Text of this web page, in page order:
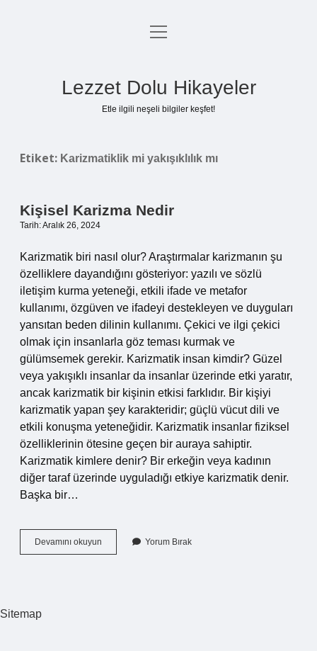
Anasayfa
menüyü
Lezzet Dolu Hikayeler
Etle ilgili neşeli bilgiler keşfet!
Etiket: Karizmatiklik mi yakışıklılık mı
Kişisel Karizma Nedir
Tarih: Aralık 26, 2024
Karizmatik biri nasıl olur? Araştırmalar karizmanın şu
özelliklere dayandığını gösteriyor: yazılı ve sözlü
iletişim kurma yeteneği, etkili ifade ve metafor
kullanımı, özgüven ve ifadeyi destekleyen ve duyguları
yansıtan beden dilinin kullanımı. Çekici ve ilgi çekici
olmak için insanlarla göz teması kurmak ve
gülümsemek gerekir. Karizmatik insan kimdir? Güzel
veya yakışıklı insanlar da insanlar üzerinde etki yaratır,
ancak karizmatik bir kişinin etkisi farklıdır. Bir kişiyi
karizmatik yapan şey karakteridir; güçlü vücut dili ve
etkili konuşma yeteneğidir. Karizmatik insanlar fiziksel
özelliklerinin ötesine geçen bir auraya sahiptir.
Karizmatik kimlere denir? Bir erkeğin veya kadının
diğer taraf üzerinde uyguladığı etkiye karizmatik denir.
Başka bir…
Devamını okuyun
Karizma
Yorum Bırak
Sitemap